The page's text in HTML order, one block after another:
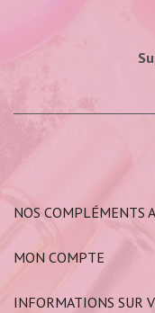
NOS COMPLÉMENTS
MON COMPTE
INFORMATIONS SUR